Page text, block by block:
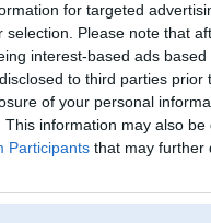
for targeted
selection. Please note that
interest-based ads
to third parties
of your personal
This information may also
Participants that may further
Lietotājvārds:
Ziņojumi forumā: